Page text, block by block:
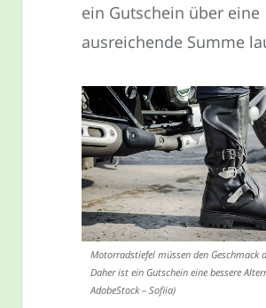
ein Gutschein über eine
ausreichende Summe
Motorradstiefel müssen den Geschmack
Daher ist ein Gutschein eine bessere
AdobeStock – Sofiia)